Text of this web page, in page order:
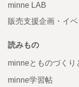
minne LAB
販売支援企画・イベ
読みもの
minneとものづくり
minne学習帖